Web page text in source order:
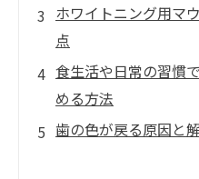
ホワイトニング用マ
点
食生活や日常の習慣
める方法
歯の色が戻る原因と